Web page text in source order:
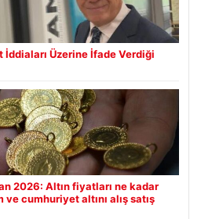
İddiaları Üzerine İfade Verdiği
2026: Altın fiyatları ne kadar
cumhuriyet altını alış satış